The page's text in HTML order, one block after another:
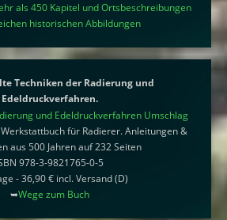
als 450 Kapitel und Ortsbeschreibungen
historischen Abbildungen
Techniken der Radierung und
Edeldruckverfahren.
für Radierer. Anleitungen &
aus 500 Jahren auf 232 Seiten
978-3-9821765-0-5
- 36,90 € incl. Versand (D)
➥Wege zum Buch